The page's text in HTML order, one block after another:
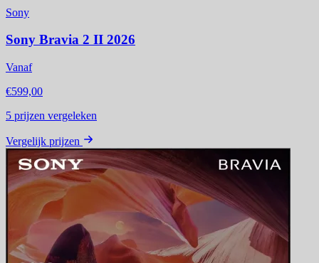
Sony
Sony Bravia 2 II 2026
Vanaf
€599,00
5 prijzen vergeleken
Vergelijk prijzen